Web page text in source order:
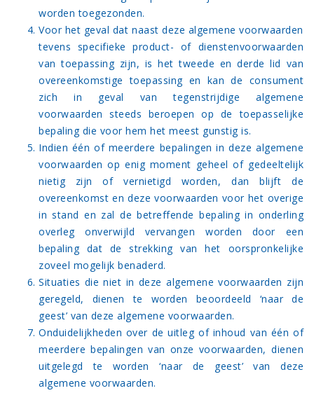
worden toegezonden.
Voor het geval dat naast deze algemene voorwaarden
tevens specifieke product- of dienstenvoorwaarden
van toepassing zijn, is het tweede en derde lid van
overeenkomstige toepassing en kan de consument
zich in geval van tegenstrijdige algemene
voorwaarden steeds beroepen op de toepasselijke
bepaling die voor hem het meest gunstig is.
Indien één of meerdere bepalingen in deze algemene
voorwaarden op enig moment geheel of gedeeltelijk
nietig zijn of vernietigd worden, dan blijft de
overeenkomst en deze voorwaarden voor het overige
in stand en zal de betreffende bepaling in onderling
overleg onverwijld vervangen worden door een
bepaling dat de strekking van het oorspronkelijke
zoveel mogelijk benaderd.
Situaties die niet in deze algemene voorwaarden zijn
geregeld, dienen te worden beoordeeld ‘naar de
geest’ van deze algemene voorwaarden.
Onduidelijkheden over de uitleg of inhoud van één of
meerdere bepalingen van onze voorwaarden, dienen
uitgelegd te worden ‘naar de geest’ van deze
algemene voorwaarden.